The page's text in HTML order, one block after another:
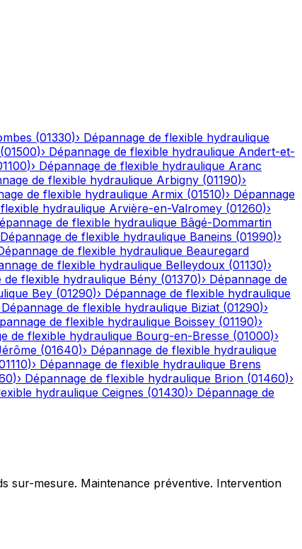
(01330)› Dépannage de flexible hydraulique
(01500)› Dépannage de flexible hydraulique Andert-et-
)› Dépannage de flexible hydraulique Aranc
de flexible hydraulique Arbigny (01190)›
de flexible hydraulique Armix (01510)› Dépannage
hydraulique Arvière-en-Valromey (01260)›
de flexible hydraulique Bâgé-Dommartin
Dépannage de flexible hydraulique Baneins (01990)›
de flexible hydraulique Beauregard
de flexible hydraulique Belleydoux (01130)›
de flexible hydraulique Bény (01370)› Dépannage de
Bey (01290)› Dépannage de flexible hydraulique
Dépannage de flexible hydraulique Biziat (01290)›
de flexible hydraulique Boissey (01190)›
de flexible hydraulique Bourg-en-Bresse (01000)›
(01640)› Dépannage de flexible hydraulique
)› Dépannage de flexible hydraulique Brens
)› Dépannage de flexible hydraulique Brion (01460)›
hydraulique Ceignes (01430)› Dépannage de
sur-mesure. Maintenance préventive. Intervention